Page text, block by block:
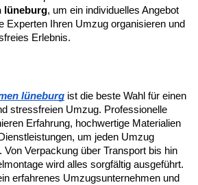
lüneburg, um ein individuelles Angebot
Experten Ihren Umzug organisieren und
Erlebnis.
lüneburg ist die beste Wahl für einen
stressfreien Umzug. Professionelle
Erfahrung, hochwertige Materialien
um jeden Umzug
Von Verpackung über Transport bis hin
wird alles sorgfältig ausgeführt.
erfahrenes Umzugsunternehmen und